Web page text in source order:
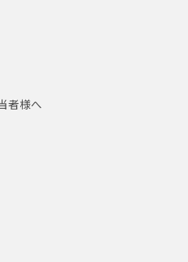
者様へ